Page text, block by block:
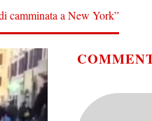
camminata a New York”